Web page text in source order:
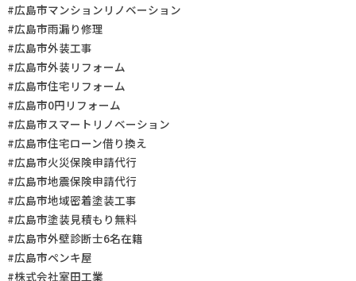
#広島市マンションリノベーション
#広島市雨漏り修理
#広島市外装工事
#広島市外装リフォーム
#広島市住宅リフォーム
#広島市0円リフォーム
#広島市スマートリノベーション
#広島市住宅ローン借り換え
#広島市火災保険申請代行
#広島市地震保険申請代行
#広島市地域密着塗装工事
#広島市塗装見積もり無料
#広島市外壁診断士6名在籍
#広島市ペンキ屋
#株式会社室田工業